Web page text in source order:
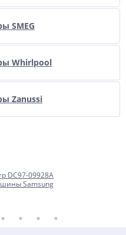
SMEG
Whirlpool
Zanussi
DC97-09928A
Samsung